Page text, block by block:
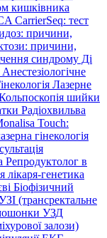
кишківника
CarrierSeq: тест
причини,
причини,
синдрому Ді
Анестезіологічне
Лазерне
шийки
Радіохвильва
Touch:
гінекологія
Репродуктолог в
лікаря-генетика
Біофізичний
(трансректальне
УЗД
залози)